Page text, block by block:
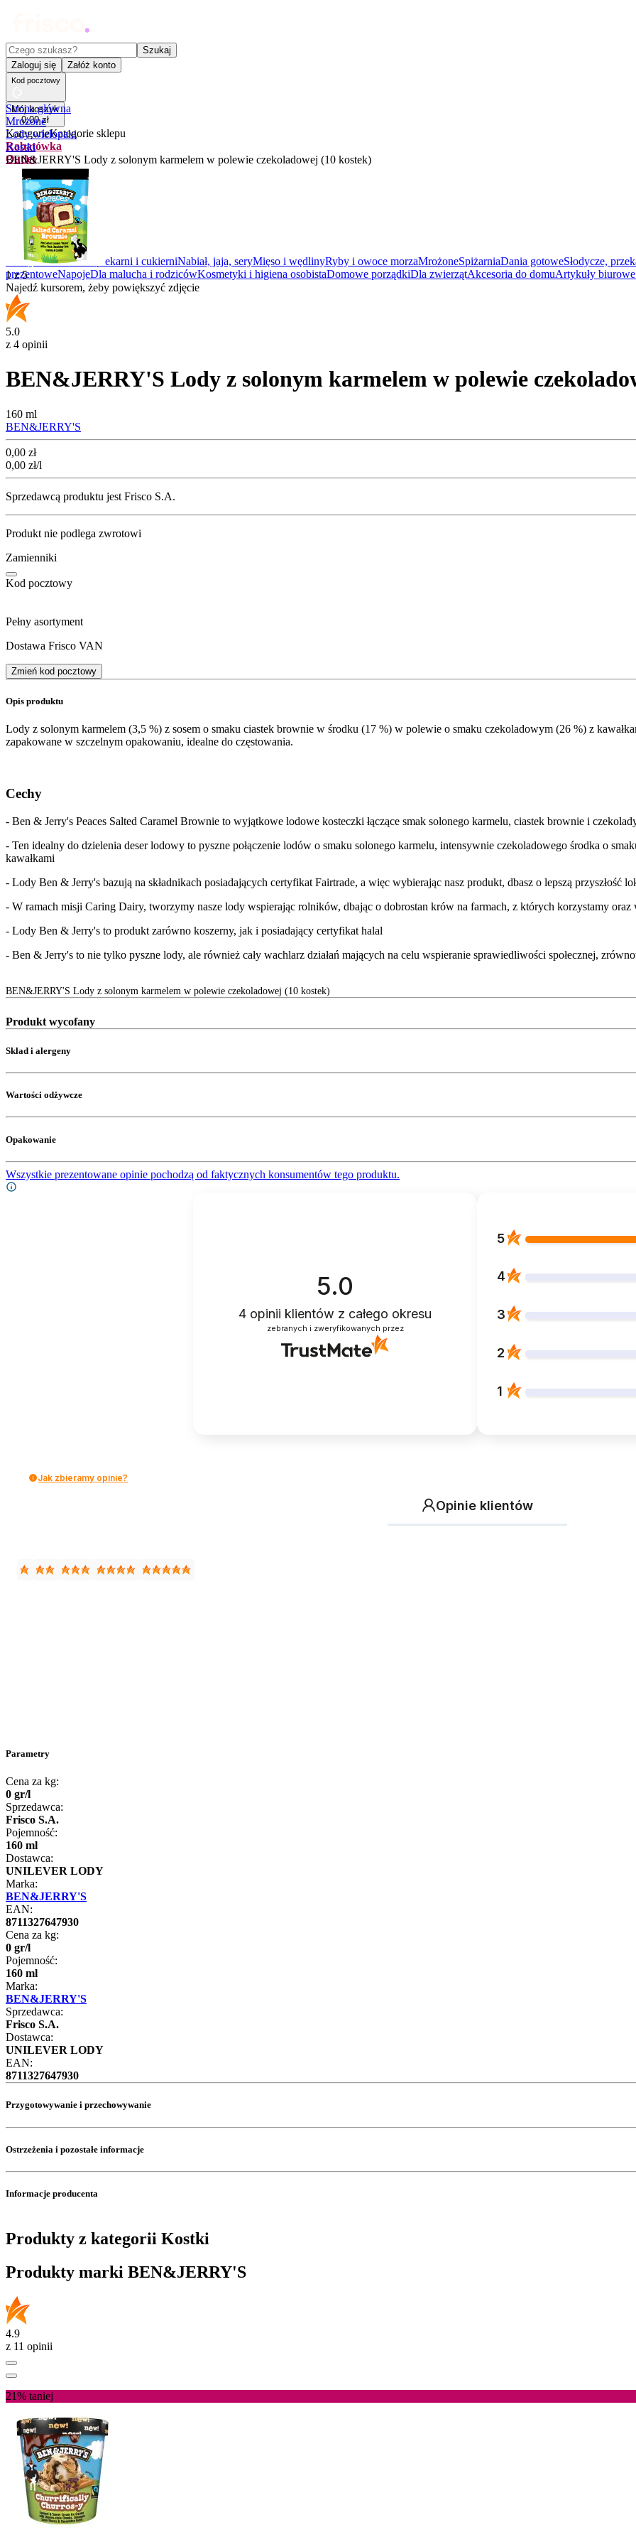
Czego szukasz?
Szukaj
Zaloguj się
Załóż konto
Kod pocztowy
Mój koszyk
0,00 zł
KategorieKategorie sklepu
Rabatówka
Outlet
Promocje
Nowości
Kupony
Dla Biura
Warzywa i owoce Z piekarni i cukierniNabiał, jaja, seryMięso i wędlinyRyby i owoce morzaMrożoneSpiżarniaDania gotoweSłodycze,
prezentoweNapojeDla malucha i rodzicówKosmetyki i higiena osobistaDomowe porządkiDla zwierzątAkcesoria do domuArtykuły
Strona główna
Mrożone
Lody wielopaki
Kostki
BEN&JERRY'S Lody z solonym karmelem w polewie czekoladowej (10 kostek)
1z5
Najedź kursorem, żeby powiększyć zdjęcie
5.0
z 4 opinii
BEN&JERRY'S Lody z solonym karmelem w polewie
160 ml
BEN&JERRY'S
Cena
0,00 zł
0,00 zł/l
Sprzedawcą produktu jest Frisco S.A.
Produkt nie podlega zwrotowi
Zamienniki
Kod pocztowy
Pełny asortyment
Dostawa Frisco VAN
Zmień kod pocztowy
Opis produktu
Lody z solonym karmelem (3,5 %) z sosem o smaku ciastek brownie w środku (17 %) w polewie o smaku czekoladowym (26 %) z
zapakowane w szczelnym opakowaniu, idealne do częstowania.
Cechy
- Ben & Jerry's Peaces Salted Caramel Brownie to wyjątkowe lodowe kosteczki łączące smak solonego karmelu, ciastek brownie i
- Ten idealny do dzielenia deser lodowy to pyszne połączenie lodów o smaku solonego karmelu, intensywnie czekoladowego środka o
kawałkami
- Lody Ben & Jerry's bazują na składnikach posiadających certyfikat Fairtrade, a więc wybierając nasz produkt, dbasz o lepszą przyszłość
- W ramach misji Caring Dairy, tworzymy nasze lody wspierając rolników, dbając o dobrostan krów na farmach, z których korzystamy
- Lody Ben & Jerry's to produkt zarówno koszerny, jak i posiadający certyfikat halal
- Ben & Jerry's to nie tylko pyszne lody, ale również cały wachlarz działań mających na celu wspieranie sprawiedliwości społecznej,
BEN&JERRY'S Lody z solonym karmelem w polewie czekoladowej (10 kostek)
Produkt wycofany
Skład i alergeny
Wartości odżywcze
Opakowanie
Wszystkie prezentowane opinie pochodzą od faktycznych konsumentów tego produktu.
5.0
4 opinii klientów z całego okresu
zebranych i zweryfikowanych przez
5
4
3
2
1
Jak zbieramy opinie?
Opinie klientów
Parametry
Cena za kg:
0 gr/l
Sprzedawca:
Frisco S.A.
Pojemność:
160 ml
Dostawca:
UNILEVER LODY
Marka:
BEN&JERRY'S
EAN:
8711327647930
Cena za kg:
0 gr/l
Pojemność:
160 ml
Marka:
BEN&JERRY'S
Sprzedawca:
Frisco S.A.
Dostawca:
UNILEVER LODY
EAN:
8711327647930
Przygotowywanie i przechowywanie
Ostrzeżenia i pozostałe informacje
Informacje producenta
Produkty z kategorii Kostki
Produkty marki BEN&JERRY'S
4.9
z 11 opinii
21% taniej